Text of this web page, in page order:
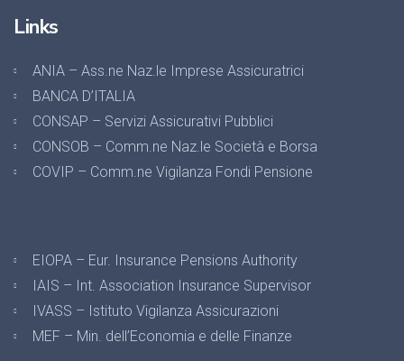
Links
ANIA – Ass.ne Naz.le Imprese Assicuratrici
BANCA D’ITALIA
CONSAP – Servizi Assicurativi Pubblici
CONSOB – Comm.ne Naz.le Società e Borsa
COVIP – Comm.ne Vigilanza Fondi Pensione
EIOPA – Eur. Insurance Pensions Authority
IAIS – Int. Association Insurance Supervisor
IVASS – Istituto Vigilanza Assicurazioni
MEF – Min. dell’Economia e delle Finanze